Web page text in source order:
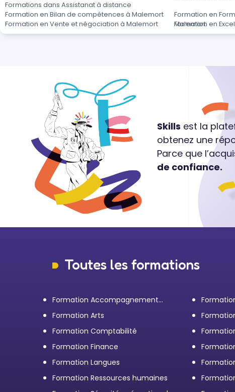
Formations dans Assistanat à distance
Formation en Bilan de compétences à Malemort
Formation en
Malemort
Formation en Vente et négociation à Malemort Formation en
Skills est la
obtenez une
Parce que
de confiance.
Toutes les formations
Formation Accompagnement
personnel et Bilan de
compétences
transport
Formation Arts
Formation Comptabilité
Formation Finance
Formation Langues
Formation Ressources humaines